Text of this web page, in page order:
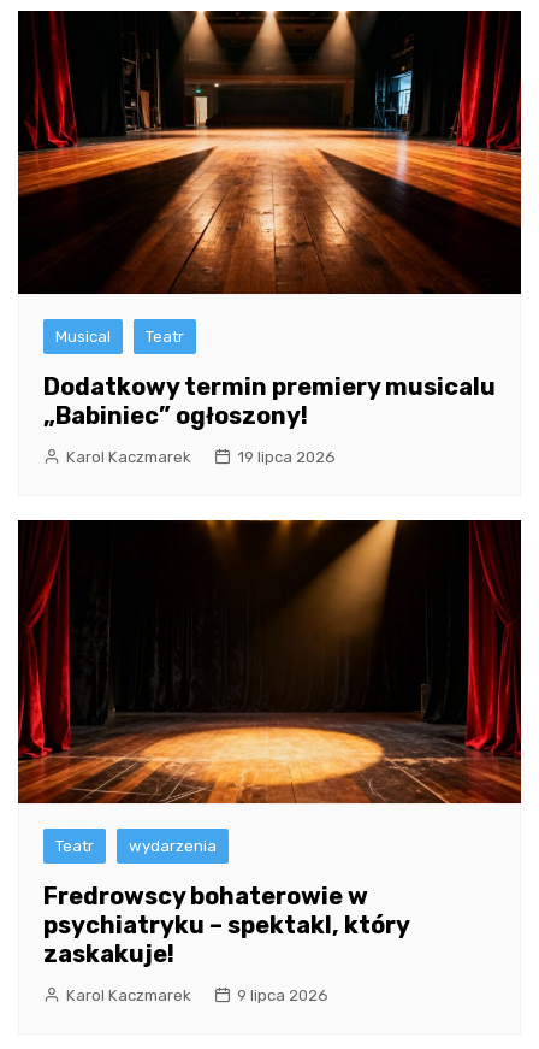
Musical Teatr
Dodatkowy termin premiery musicalu
„Babiniec” ogłoszony!
Karol Kaczmarek 19 lipca 2026
Teatr wydarzenia
Fredrowscy bohaterowie w
psychiatryku – spektakl, który
zaskakuje!
Karol Kaczmarek 9 lipca 2026